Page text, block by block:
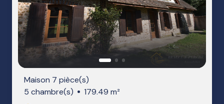
Maison 7 pièce(s)
5 chambre(s)
179.49 m²